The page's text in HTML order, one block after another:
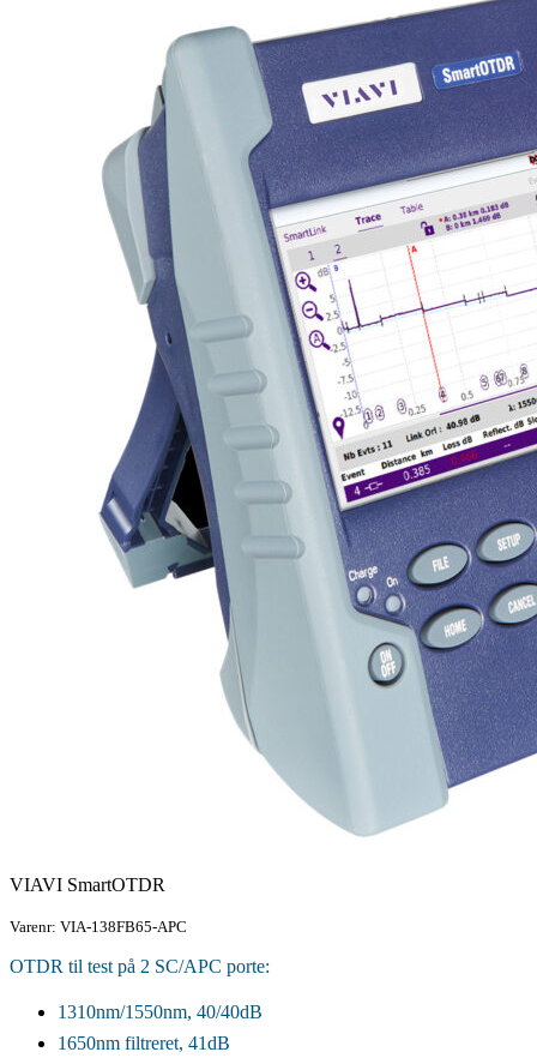
VIAVI SmartOTDR
Varenr: VIA-138FB65-APC
OTDR til test på 2 SC/APC porte:
1310nm/1550nm, 40/40dB
1650nm filtreret, 41dB